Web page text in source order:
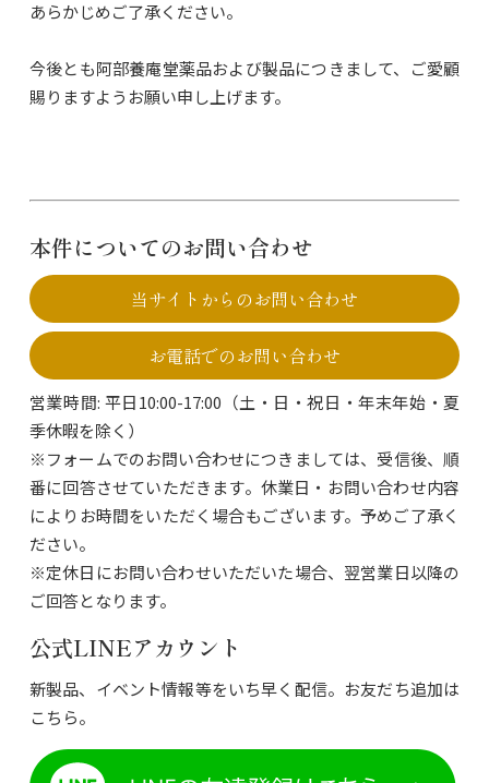
あらかじめご了承ください。
今後とも阿部養庵堂薬品および製品につきまして、ご愛顧
賜りますようお願い申し上げます。
本件についてのお問い合わせ
当サイトからのお問い合わせ
お電話でのお問い合わせ
営業時間: 平日10:00-17:00（土・日・祝日・年末年始・夏
季休暇を除く）
※フォームでのお問い合わせにつきましては、受信後、順
番に回答させていただきます。休業日・お問い合わせ内容
によりお時間をいただく場合もございます。予めご了承く
ださい。
※定休日にお問い合わせいただいた場合、翌営業日以降の
ご回答となります。
公式LINEアカウント
新製品、イベント情報等をいち早く配信。お友だち追加は
こちら。